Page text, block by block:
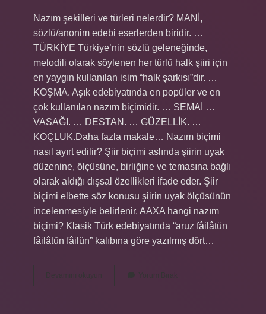
Nazım şekilleri ve türleri nelerdir? MANİ,
sözlü/anonim edebi eserlerden biridir. …
TÜRKİYE Türkiye’nin sözlü geleneğinde,
melodili olarak söylenen her türlü halk şiiri için
en yaygın kullanılan isim “halk şarkısı”dır. …
KOŞMA. Aşık edebiyatında en popüler ve en
çok kullanılan nazım biçimidir. … SEMAİ …
VASAĞI. … DESTAN. … GÜZELLİK. …
KOÇLUK.Daha fazla makale… Nazım biçimi
nasıl ayırt edilir? Şiir biçimi aslında şiirin uyak
düzenine, ölçüsüne, birliğine ve temasına bağlı
olarak aldığı dışsal özellikleri ifade eder. Şiir
biçimi elbette söz konusu şiirin uyak ölçüsünün
incelenmesiyle belirlenir. AAXA hangi nazım
biçimi? Klasik Türk edebiyatında “aruz fâilâtün
fâilâtün fâilün” kalıbına göre yazılmış dört…
Devamını okuyun
Edebiyat
Nazım
Yorum Bırak